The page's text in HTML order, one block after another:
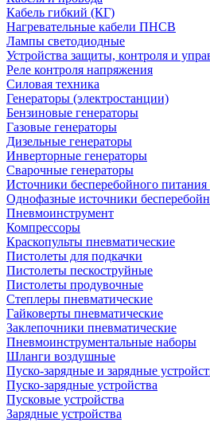
Кабель гибкий (КГ)
Нагревательные кабели ПНСВ
Лампы светодиодные
Устройства защиты, контроля и
Реле контроля напряжения
Силовая техника
Генераторы (электростанции)
Бензиновые генераторы
Газовые генераторы
Дизельные генераторы
Инверторные генераторы
Сварочные генераторы
Источники бесперебойного
Однофазные источники
Пневмоинструмент
Компрессоры
Краскопульты пневматические
Пистолеты для подкачки
Пистолеты пескоструйные
Пистолеты продувочные
Степлеры пневматические
Гайковерты пневматические
Заклепочники пневматические
Пневмоинструментальные наборы
Шланги воздушные
Пуско-зарядные и зарядные
Пуско-зарядные устройства
Пусковые устройства
Зарядные устройства